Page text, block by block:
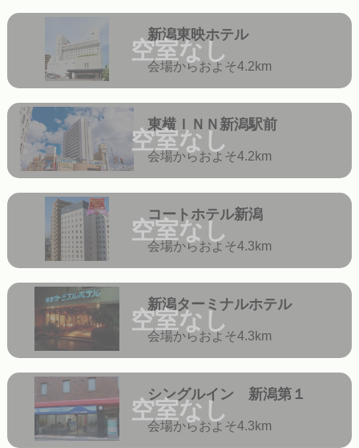
空室なし
新潟東映ホテル
会場からおよそ4.2km
空室なし
東横ＩＮＮ新潟駅前
会場からおよそ4.2km
空室なし
コートホテル新潟
会場からおよそ4.3km
空室なし
新潟ターミナルホテル
会場からおよそ4.3km
空室なし
シングルイン 新潟第１
会場からおよそ4.3km